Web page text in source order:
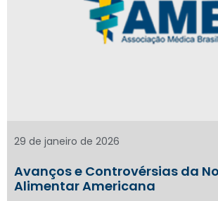
Avanços e Controvérsias da
Alimentar Americana
29 de janeiro de 2026